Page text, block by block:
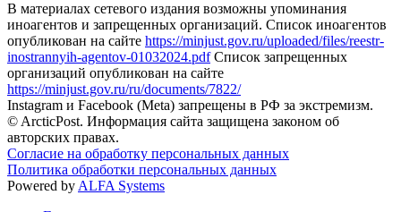
В материалах сетевого издания возможны упоминания
иноагентов и запрещенных организаций. Список иноагентов
опубликован на сайте https://minjust.gov.ru/uploaded/files/reestr-
inostrannyih-agentov-01032024.pdfСписок запрещенных
организаций опубликован на сайте
https://minjust.gov.ru/ru/documents/7822/
Instagram и Facebook (Metа) запрещены в РФ за экстремизм.
© ArcticPost. Информация сайта защищена законом об
авторских правах.
Согласие на обработку персональных данных
Политика обработки персональных данных
Powered by ALFA Systems